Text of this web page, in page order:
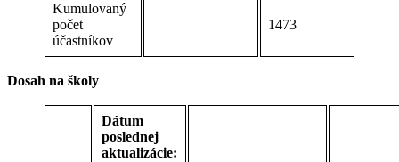
Kumulovaný
počet
účastníkov
1473
Dosah na školy
Dátum
poslednej
aktualizácie: